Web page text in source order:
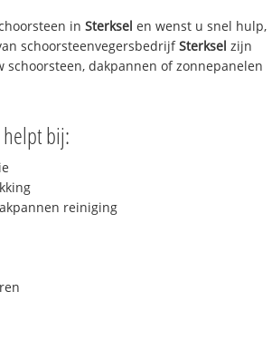
in Sterksel en wenst u snel hulp,
schoorsteenvegersbedrijfSterksel zijn
dakpannen of zonnepanelen
helpt bij:
reiniging